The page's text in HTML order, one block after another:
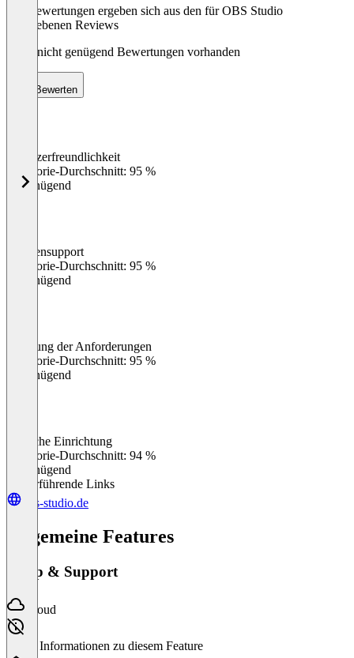
Die Bewertungen ergeben sich aus den für OBS Studio
abgegebenen Reviews
Noch nicht genügend Bewertungen vorhanden
Bewerten
Benutzerfreundlichkeit
Kategorie-Durchschnitt: 95 %
Ungenügend
Kundensupport
Kategorie-Durchschnitt: 95 %
Ungenügend
Erfüllung der Anforderungen
Kategorie-Durchschnitt: 95 %
Ungenügend
Einfache Einrichtung
Kategorie-Durchschnitt: 94 %
Ungenügend
Weiterführende Links
obs-studio.de
Allgemeine Features
Setup & Support
Cloud
Keine Informationen zu diesem Feature